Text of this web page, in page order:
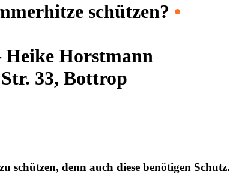
schützen? •
Horstmann
33, Bottrop
schützen, denn auch diese benötigen Schutz.